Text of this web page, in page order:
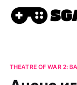
THEATRE OF WAR 2: